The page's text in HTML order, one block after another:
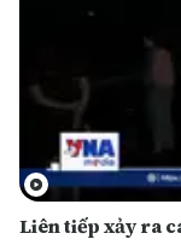
Liên tiếp xảy ra